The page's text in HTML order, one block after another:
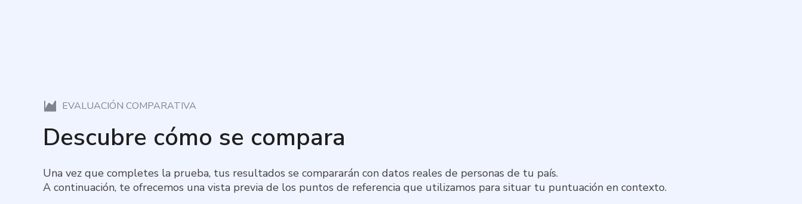
EVALUACIÓN COMPARATIVA
Descubre cómo se compara
Una vez que completes la prueba, tus resultados se compararán con datos reales de personas de tu país.
A continuación, te ofrecemos una vista previa de los puntos de referencia que utilizamos para situar tu puntuación en contexto.